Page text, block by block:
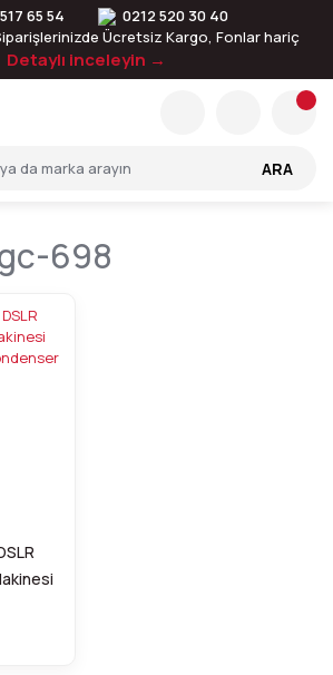
65 54
0212 520 30 40
Ücretsiz Kargo, Fonlar hariç
Detaylı inceleyin →
ARA
698